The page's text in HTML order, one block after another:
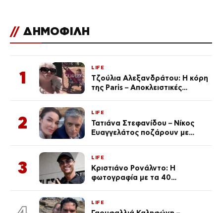
// ΔΗΜΟΦΙΛΗ
1
LIFE
Τζούλια Αλεξανδράτου: Η κόρη
της Paris – Αποκλειστικές
2
LIFE
Τατιάνα Στεφανίδου – Νίκος
Ευαγγελάτος ποζάρουν με
3
LIFE
Κριστιάνο Ρονάλντο: Η
φωτογραφία με τα 40
εκ. likes
LIFE